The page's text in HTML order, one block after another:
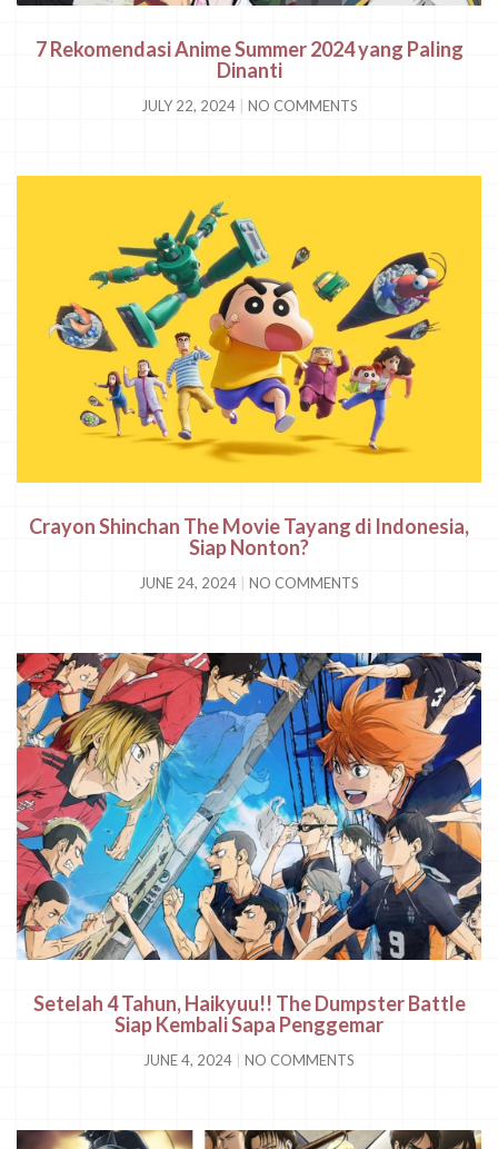
7 Rekomendasi Anime Summer 2024 yang Paling
Dinanti
JULY 22, 2024 NO COMMENTS
Crayon Shinchan The Movie Tayang di Indonesia,
Siap Nonton?
JUNE 24, 2024 NO COMMENTS
Setelah 4 Tahun, Haikyuu!! The Dumpster Battle
Siap Kembali Sapa Penggemar
JUNE 4, 2024 NO COMMENTS